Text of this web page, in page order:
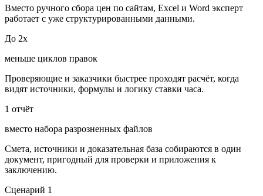
Вместо ручного сбора цен по сайтам, Excel и Word эксперт
работает с уже структурированными данными.
До 2x
меньше циклов правок
Проверяющие и заказчики быстрее проходят расчёт, когда
видят источники, формулы и логику ставки часа.
1 отчёт
вместо набора разрозненных файлов
Смета, источники и доказательная база собираются в один
документ, пригодный для проверки и приложения к
заключению.
Сценарий 1